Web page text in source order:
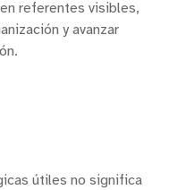
referentes visibles,
y avanzar
útiles no significa